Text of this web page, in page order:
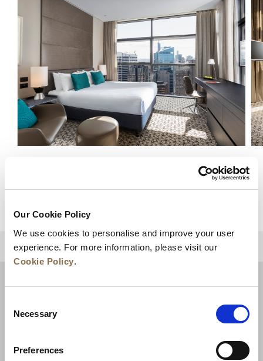
Our Cookie Policy
We use cookies to personalise and improve your user
experience. For more information, please visit our
Cookie Policy.
Selection
Necessary
Preferences